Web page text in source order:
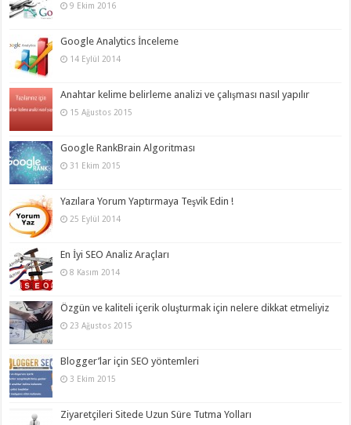
9 Ekim 2016
Google Analytics İnceleme
14 Eylül 2014
Anahtar kelime belirleme analizi ve çalışması nasıl yapılır
15 Ağustos 2015
Google RankBrain Algoritması
31 Ekim 2015
Yazılara Yorum Yaptırmaya Teşvik Edin !
25 Eylül 2014
En İyi SEO Analiz Araçları
8 Kasım 2014
Özgün ve kaliteli içerik oluşturmak için nelere dikkat etmeliyiz
23 Ağustos 2015
Blogger’lar için SEO yöntemleri
3 Ekim 2015
Ziyaretçileri Sitede Uzun Süre Tutma Yolları